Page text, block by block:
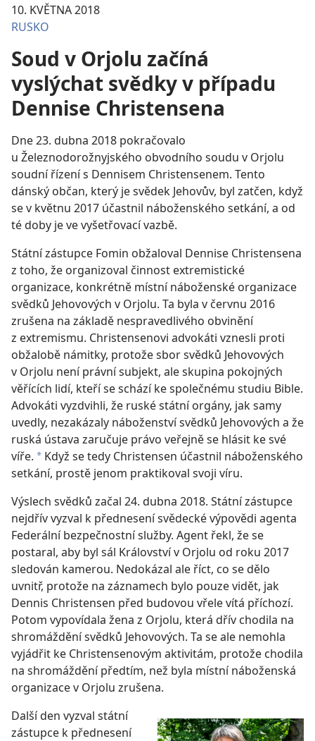
10. KVĚTNA 2018
RUSKO
Soud v Orjolu začíná
vyslýchat svědky v případu
Dennise Christensena
Dne 23. dubna 2018 pokračovalo
u Železnodorožnyjského obvodního soudu v Orjolu
soudní řízení s Dennisem Christensenem. Tento
dánský občan, který je svědek Jehovův, byl zatčen, když
se v květnu 2017 účastnil náboženského setkání, a od
té doby je ve vyšetřovací vazbě.
Státní zástupce Fomin obžaloval Dennise Christensena
z toho, že organizoval činnost extremistické
organizace, konkrétně místní náboženské organizace
svědků Jehovových v Orjolu. Ta byla v červnu 2016
zrušena na základě nespravedlivého obvinění
z extremismu. Christensenovi advokáti vznesli proti
obžalobě námitky, protože sbor svědků Jehovových
v Orjolu není právní subjekt, ale skupina pokojných
věřících lidí, kteří se schází ke společnému studiu Bible.
Advokáti vyzdvihli, že ruské státní orgány, jak samy
uvedly, nezakázaly náboženství svědků Jehovových a že
ruská ústava zaručuje právo veřejně se hlásit ke své
víře. a Když se tedy Christensen účastnil náboženského
setkání, prostě jenom praktikoval svoji víru.
Výslech svědků začal 24. dubna 2018. Státní zástupce
nejdřív vyzval k přednesení svědecké výpovědi agenta
Federální bezpečnostní služby. Agent řekl, že se
postaral, aby byl sál Království v Orjolu od roku 2017
sledován kamerou. Nedokázal ale říct, co se dělo
uvnitř, protože na záznamech bylo pouze vidět, jak
Dennis Christensen před budovou vřele vítá příchozí.
Potom vypovídala žena z Orjolu, která dřív chodila na
shromáždění svědků Jehovových. Ta se ale nemohla
vyjádřit ke Christensenovým aktivitám, protože chodila
na shromáždění předtím, než byla místní náboženská
organizace v Orjolu zrušena.
Další den vyzval státní
zástupce k přednesení